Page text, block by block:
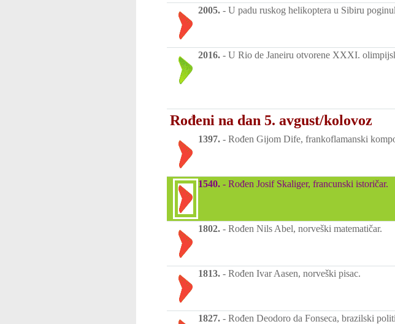
2005. - U padu ruskog helikoptera u Sibiru
2016. - U Rio de Janeiru otvorene XXXI.
Rođeni na dan 5. avgust/kolovoz
1397. - Rođen Gijom Dife, frankoflamanski
1540. - Rođen Josif Skaliger, francunski istoričar.
1802. - Rođen Nils Abel, norveški matematičar.
1813. - Rođen Ivar Aasen, norveški pisac.
1827. - Rođen Deodoro da Fonseca, brazilski